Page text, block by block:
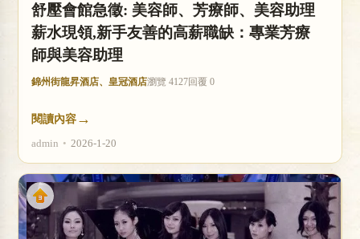
舒壓會館急徵: 美容師、芳療師、美容助理
薪水現領,新手友善的高薪職缺：專業芳療
師與美容助理
錦州街龍昇酒店、皇冠酒店瀏覽 4127回覆 0
閱讀內容 →
admin • 2026-1-20